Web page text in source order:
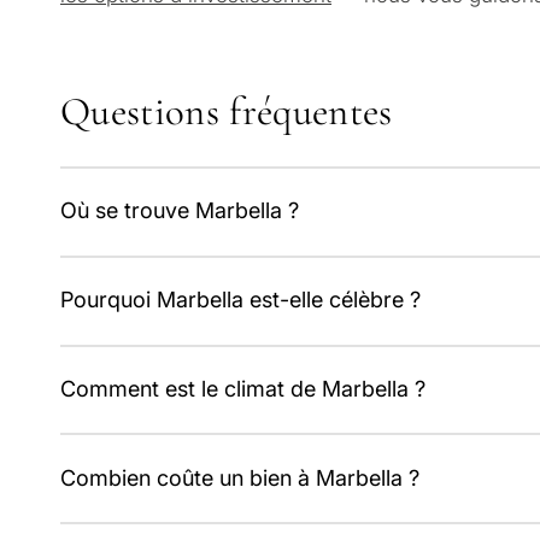
Questions fréquentes
Où se trouve Marbella ?
de Málaga.
Pourquoi Marbella est-elle célèbre ?
Comment est le climat de Marbella ?
Combien coûte un bien à Marbella ?